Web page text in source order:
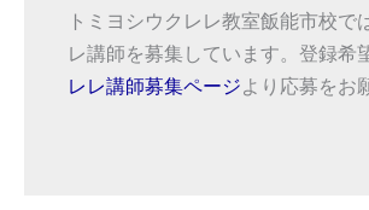
トミヨシウクレレ教室飯能市校で
レ講師を募集しています。登録希
レレ講師募集ページより応募をお